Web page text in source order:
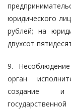
юридического
рублей; на
двухсот
9.
орган
создание и